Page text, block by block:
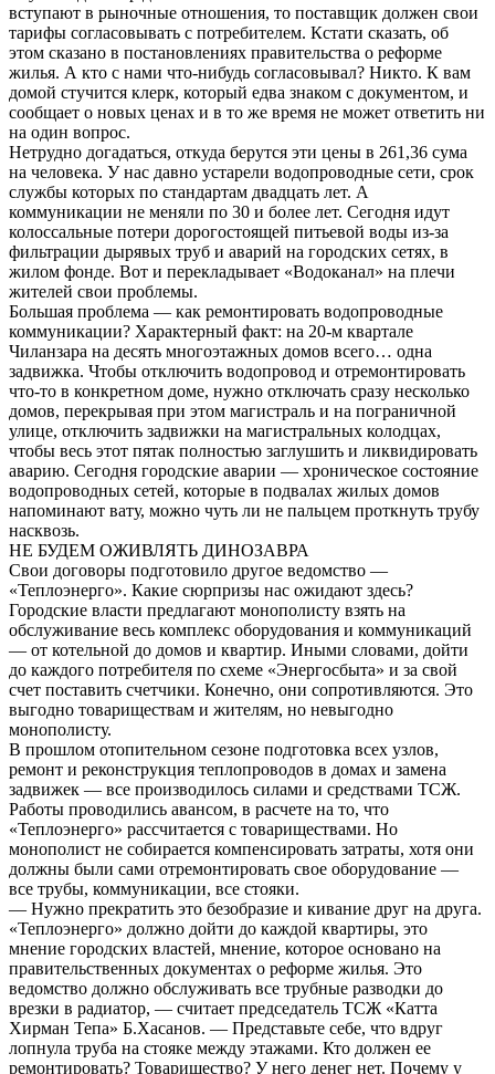
вступают в рыночные отношения, то поставщик должен свои
тарифы согласовывать с потребителем. Кстати сказать, об
этом сказано в постановлениях правительства о реформе
жилья. А кто с нами что-нибудь согласовывал? Никто. К вам
домой стучится клерк, который едва знаком с документом, и
сообщает о новых ценах и в то же время не может ответить ни
на один вопрос.
Нетрудно догадаться, откуда берутся эти цены в 261,36 сума
на человека. У нас давно устарели водопроводные сети, срок
службы которых по стандартам двадцать лет. А
коммуникации не меняли по 30 и более лет. Сегодня идут
колоссальные потери дорогостоящей питьевой воды из-за
фильтрации дырявых труб и аварий на городских сетях, в
жилом фонде. Вот и перекладывает «Водоканал» на плечи
жителей свои проблемы.
Большая проблема — как ремонтировать водопроводные
коммуникации? Характерный факт: на 20-м квартале
Чиланзара на десять многоэтажных домов всего… одна
задвижка. Чтобы отключить водопровод и отремонтировать
что-то в конкретном доме, нужно отключать сразу несколько
домов, перекрывая при этом магистраль и на пограничной
улице, отключить задвижки на магистральных колодцах,
чтобы весь этот пятак полностью заглушить и ликвидировать
аварию. Сегодня городские аварии — хроническое состояние
водопроводных сетей, которые в подвалах жилых домов
напоминают вату, можно чуть ли не пальцем проткнуть трубу
насквозь.
НЕ БУДЕМ ОЖИВЛЯТЬ ДИНОЗАВРА
Свои договоры подготовило другое ведомство —
«Теплоэнерго». Какие сюрпризы нас ожидают здесь?
Городские власти предлагают монополисту взять на
обслуживание весь комплекс оборудования и коммуникаций
— от котельной до домов и квартир. Иными словами, дойти
до каждого потребителя по схеме «Энергосбыта» и за свой
счет поставить счетчики. Конечно, они сопротивляются. Это
выгодно товариществам и жителям, но невыгодно
монополисту.
В прошлом отопительном сезоне подготовка всех узлов,
ремонт и реконструкция теплопроводов в домах и замена
задвижек — все производилось силами и средствами ТСЖ.
Работы проводились авансом, в расчете на то, что
«Теплоэнерго» рассчитается с товариществами. Но
монополист не собирается компенсировать затраты, хотя они
должны были сами отремонтировать свое оборудование —
все трубы, коммуникации, все стояки.
— Нужно прекратить это безобразие и кивание друг на друга.
«Теплоэнерго» должно дойти до каждой квартиры, это
мнение городских властей, мнение, которое основано на
правительственных документах о реформе жилья. Это
ведомство должно обслуживать все трубные разводки до
врезки в радиатор, — считает председатель ТСЖ «Катта
Хирман Тепа» Б.Хасанов. — Представьте себе, что вдруг
лопнула труба на стояке между этажами. Кто должен ее
ремонтировать? Товарищество? У него денег нет. Почему у